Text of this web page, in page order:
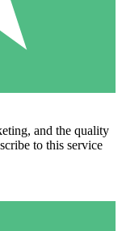
and the quality
to this service